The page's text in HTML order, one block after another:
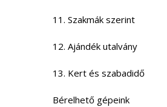
11. Szakmák szerint
12. Ajándék utalvány
13. Kert és szabadidő
Bérelhető gépeink